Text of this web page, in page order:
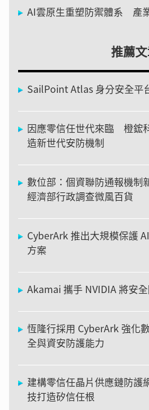
AI雲原生重塑防禦體系 產
推薦
SailPoint Atlas 身分安全平
因應零信任世代來臨 橙鋐
造新世代安防機制
數位部：個資聯防通報機
經濟部行政調查微風百貨
CyberArk 推出大規模保護
方案
Akamai 攜手 NVIDIA 將安
恆隆行採用 CyberArk 強化
全與資安防護能力
建構零信任晶片供應鏈防
技打造矽信任根